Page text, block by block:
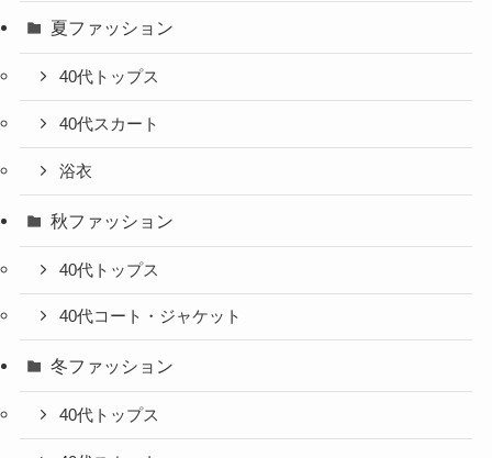
夏ファッション
40代トップス
40代スカート
浴衣
秋ファッション
40代トップス
40代コート・ジャケット
冬ファッション
40代トップス